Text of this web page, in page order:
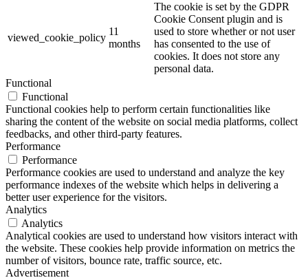
viewed_cookie_policy
11
months
The cookie is set by the GDPR
Cookie Consent plugin and is
used to store whether or not user
has consented to the use of
cookies. It does not store any
personal data.
Functional
Functional
Functional cookies help to perform certain functionalities like
sharing the content of the website on social media platforms, collect
feedbacks, and other third-party features.
Performance
Performance
Performance cookies are used to understand and analyze the key
performance indexes of the website which helps in delivering a
better user experience for the visitors.
Analytics
Analytics
Analytical cookies are used to understand how visitors interact with
the website. These cookies help provide information on metrics the
number of visitors, bounce rate, traffic source, etc.
Advertisement